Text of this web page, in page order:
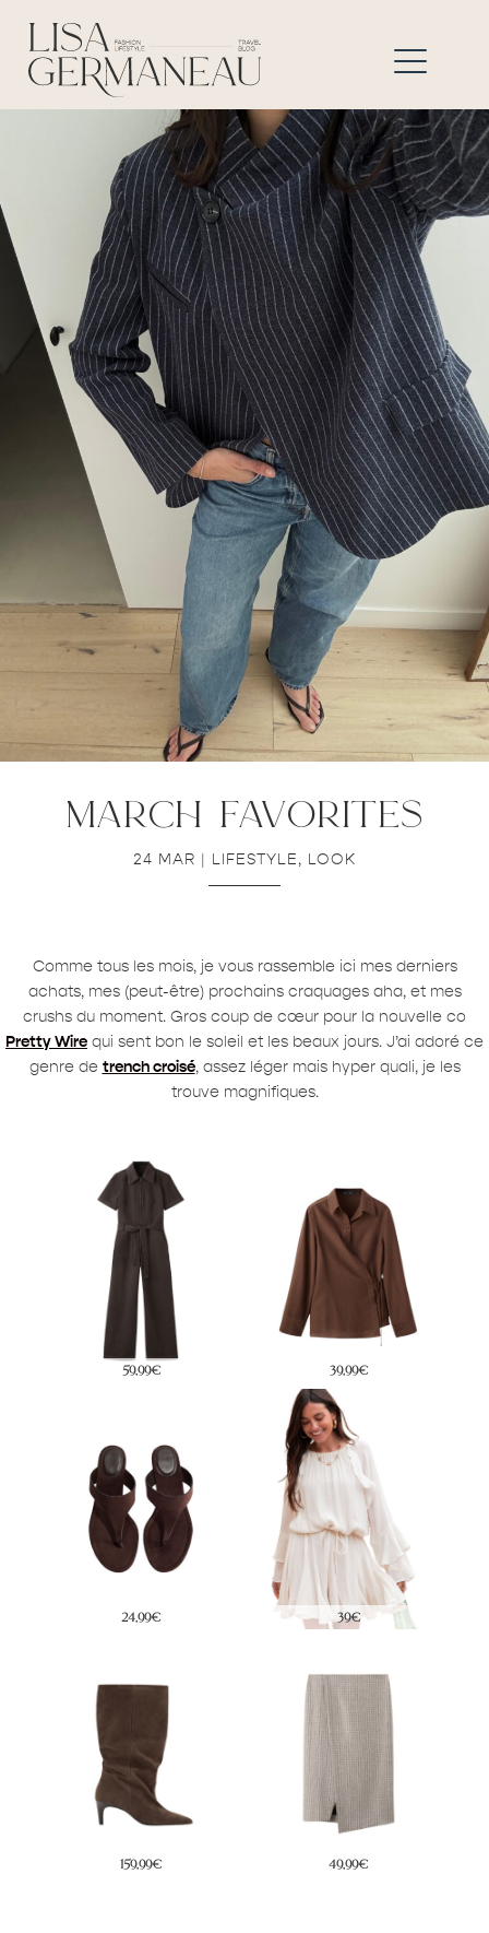
march favorites
24 MAR | LIFESTYLE, LOOK
Comme tous les mois, je vous rassemble ici mes derniers
achats, mes (peut-être) prochains craquages aha, et mes
crushs du moment. Gros coup de cœur pour la nouvelle co
Pretty Wire qui sent bon le soleil et les beaux jours. J’ai adoré ce
genre de trench croisé, assez léger mais hyper quali, je les
trouve magnifiques.
59,99€
24,99€
159,99€
39,99€
39€
49,99€